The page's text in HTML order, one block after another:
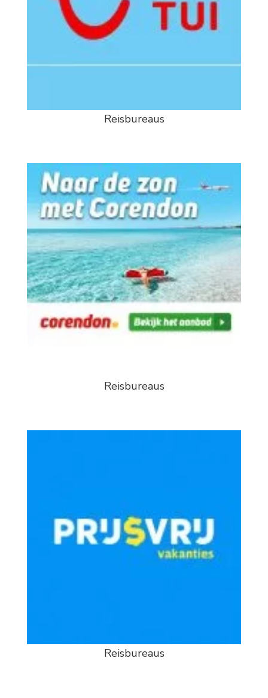
Reisbureaus
Reisbureaus
Reisbureaus